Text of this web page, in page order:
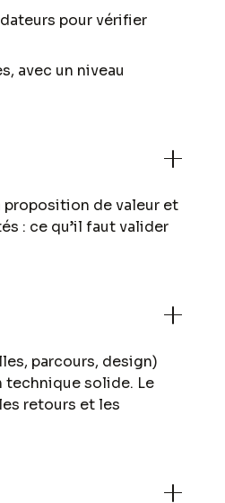
pour vérifier
avec un niveau
proposition de valeur et
: ce qu’il faut valider
parcours, design)
solide. Le
retours et les